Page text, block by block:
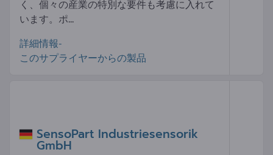
く、個々の産業の特別な要件も考慮に入れて
います。ポ...
詳細情報-
このサプライヤーからの製品
SensoPart Industriesensorik
GmbH